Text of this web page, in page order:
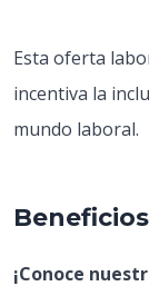
Esta oferta
incentiva la
mundo laboral.
Beneficios
¡Conoce